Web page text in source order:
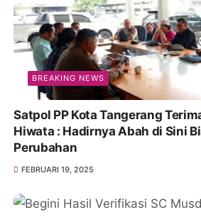
BREAKING NEWS
Satpol PP Kota Tangerang
Hiwata : Hadirnya Abah di Sini
Perubahan
FEBRUARI 19, 2025